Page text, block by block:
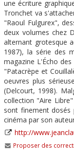
une écriture
Tronchet va
"Raoul Fulgurex",
deux volumes chez
alternant grotesque
1987), la série des
magazine L'Écho
"Patacrèpe et
oeuvres plus
(Delcourt, 1998).
collection "Aire
sont finement dosés
cinéma par son
http://
Proposer des